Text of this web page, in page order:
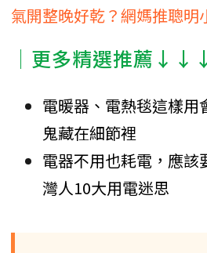
氣開整晚好乾？網媽推聰明
│更多精選推薦
電暖器、電熱毯這樣用
鬼藏在細節裡
電器不用也耗電，應該
灣人10大用電迷思